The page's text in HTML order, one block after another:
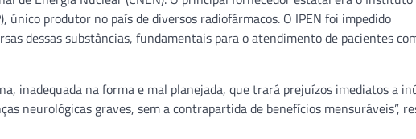
único produtor no país de diversos radiofármacos. O IPEN foi impedido
dessas substâncias, fundamentais para o atendimento de pacientes
inadequada na forma e mal planejada, que trará prejuízos imediatos a
neurológicas graves, sem a contrapartida de benefícios mensuráveis”,